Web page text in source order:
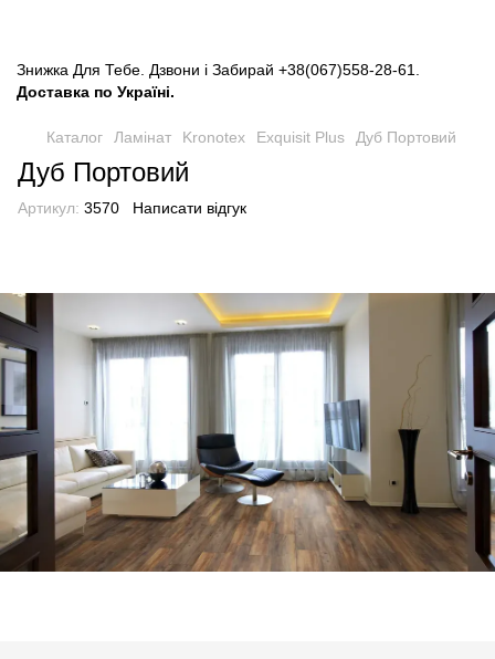
Знижка Для Тебе. Дзвони і Забирай +38(067)558-28-61
Доставка по Україні.
Каталог Ламінат Kronotex Exquisit Plus Дуб Портовий
Дуб Портовий
Артикул: 3570 Написати відгук